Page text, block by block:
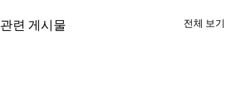
관련 게시물 전체 보기